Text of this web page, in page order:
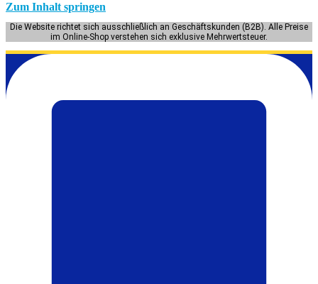
Zum Inhalt springen
Die Website richtet sich ausschließlich an Geschäftskunden (B2B). Alle Preise
im Online-Shop verstehen sich exklusive Mehrwertsteuer.